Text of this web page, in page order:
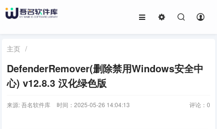
主页 /
DefenderRemover(删除禁用Windows安全中
心) v12.8.3 汉化绿色版
来源: 吾名软件库 时间：2025-05-26 14:04:13 评论： 0